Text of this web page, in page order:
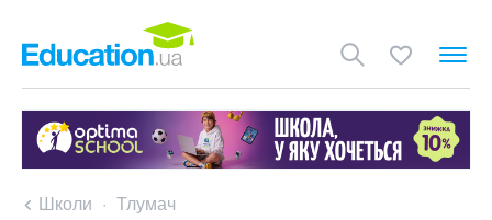
Школи Тлумач